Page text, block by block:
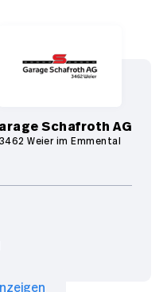
Schafroth AG
3462 Weier im Emmental